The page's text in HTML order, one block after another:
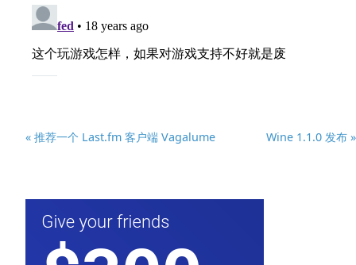
« 推荐一个 Last.fm 客户端 Vagalume Wine 1.1.0 发布 »